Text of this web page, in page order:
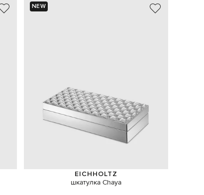
NEW
EICHHOLTZ
шкатулка Chaya